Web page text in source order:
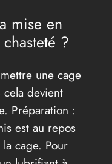
mise en
?
une cage
devient
Préparation :
est au repos
cage. Pour